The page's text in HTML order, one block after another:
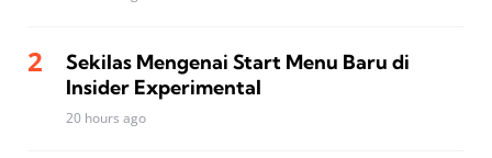
Sekilas Mengenai Start Menu Baru di
Insider Experimental
20 hours ago